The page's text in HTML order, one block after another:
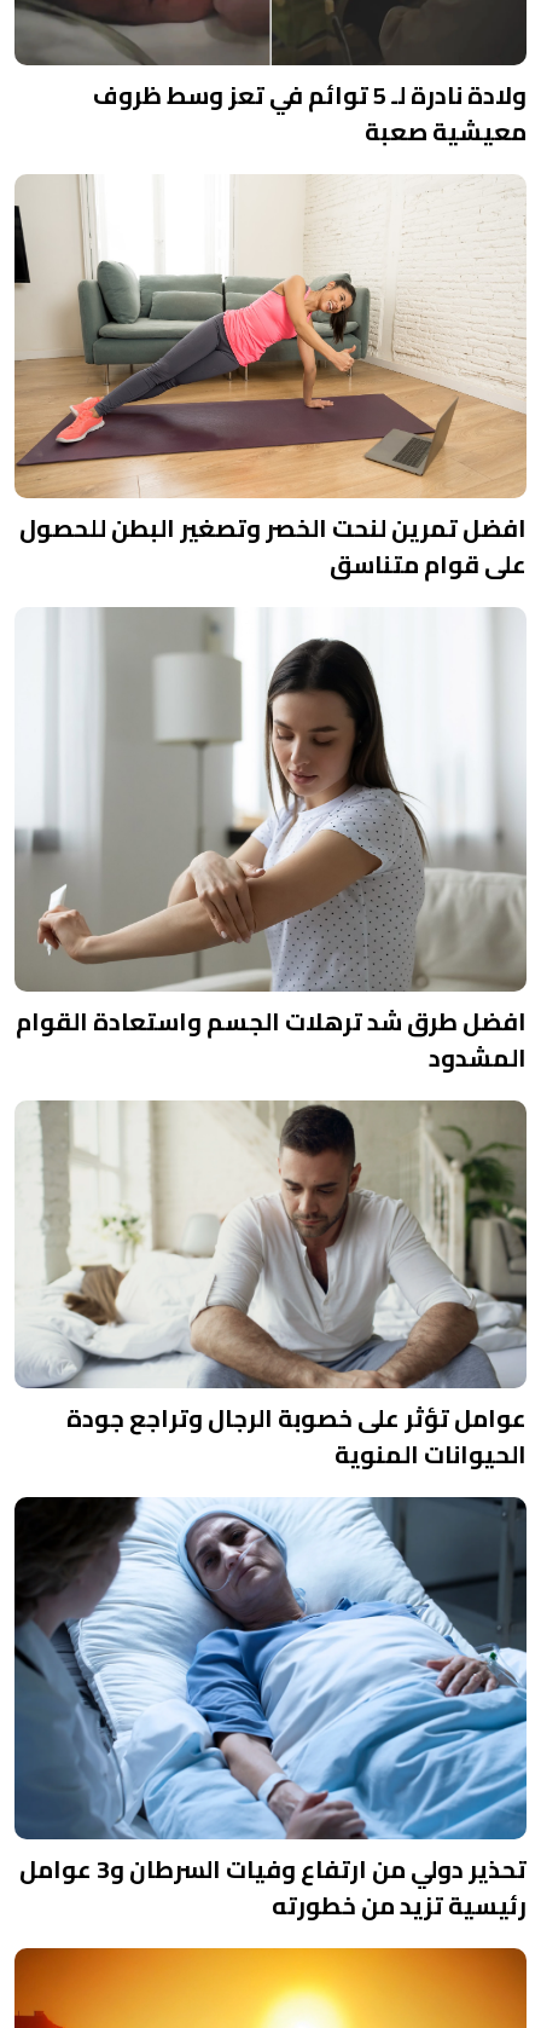
ولادة نادرة لـ 5 توائم في تعز وسط ظروف
معيشية صعبة
افضل تمرين لنحت الخصر وتصغير البطن للحصول
على قوام متناسق
افضل طرق شد ترهلات الجسم واستعادة القوام
المشدود
عوامل تؤثر على خصوبة الرجال وتراجع جودة
الحيوانات المنوية
تحذير دولي من ارتفاع وفيات السرطان و3 عوامل
رئيسية تزيد من خطورته